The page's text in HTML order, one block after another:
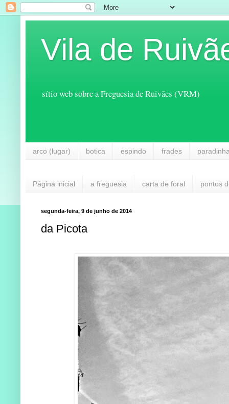
Vila de
sítio web sobre a Freguesia de Ruivães (VRM)
arco (lugar) botica espindo frades
Página inicial a freguesia carta de foral pontos
segunda-feira, 9 de junho de 2014
da Picota